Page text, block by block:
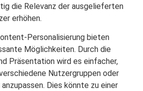
die Relevanz der ausgelieferten
erhöhen.
Personalisierung bieten
Möglichkeiten. Durch die
Präsentation wird es einfacher,
Nutzergruppen oder
Dies könnte zu einer